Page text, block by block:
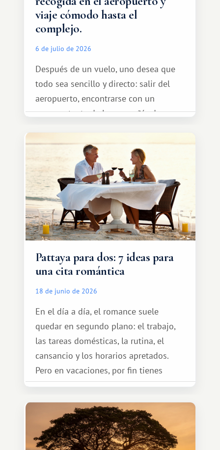
viaje cómodo hasta el
complejo.
6 de julio de 2026
Después de un vuelo, uno desea que
todo sea sencillo y directo: salir del
aeropuerto, encontrarse con un
representante de la compañía de
tranquilamente hasta el complejo
turístico.
Pattaya para dos: 7 ideas para
una cita romántica
18 de junio de 2026
En el día a día, el romance suele
quedar en segundo plano: el trabajo,
las tareas domésticas, la rutina, el
cansancio y los horarios apretados.
Pero en vacaciones, por fin tienes
espacio para dos y ganas de hacer algo
especial por tu pareja. No tiene por
qué ser algo grandioso, pero sí algo
cálido y memorable.